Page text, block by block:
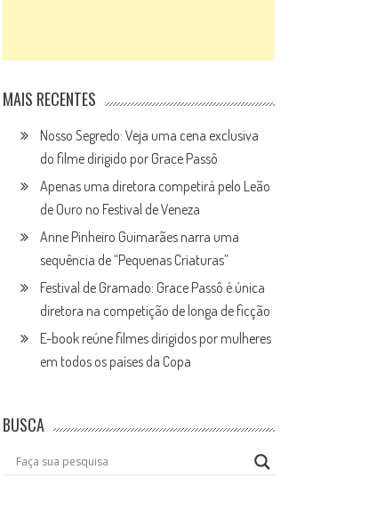
MAIS RECENTES
Nosso Segredo: Veja uma cena exclusiva
do filme dirigido por Grace Passô
Apenas uma diretora competirá pelo Leão
de Ouro no Festival de Veneza
Anne Pinheiro Guimarães narra uma
sequência de “Pequenas Criaturas”
Festival de Gramado: Grace Passô é única
diretora na competição de longa de ficção
E-book reúne filmes dirigidos por mulheres
em todos os países da Copa
BUSCA